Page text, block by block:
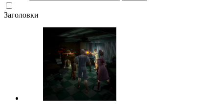
Заголовки